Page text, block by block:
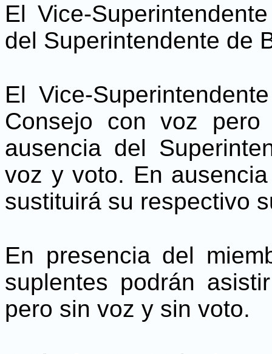
El Vice-
del Superintendente de
El Vice-
Consejo con voz
ausencia del
voz y voto. En
sustituirá su respectivo
En presencia del
suplentes podrán
pero sin voz y sin voto.